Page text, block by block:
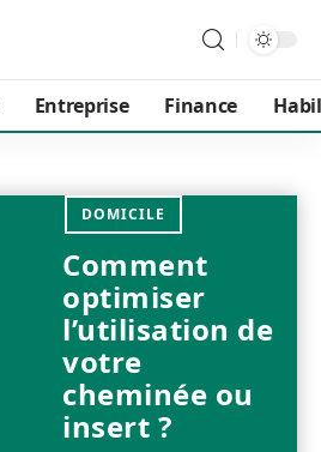
Entreprise Finance
DOMICILE
Comment
optimiser
l’utilisation de
votre
cheminée ou
insert ?